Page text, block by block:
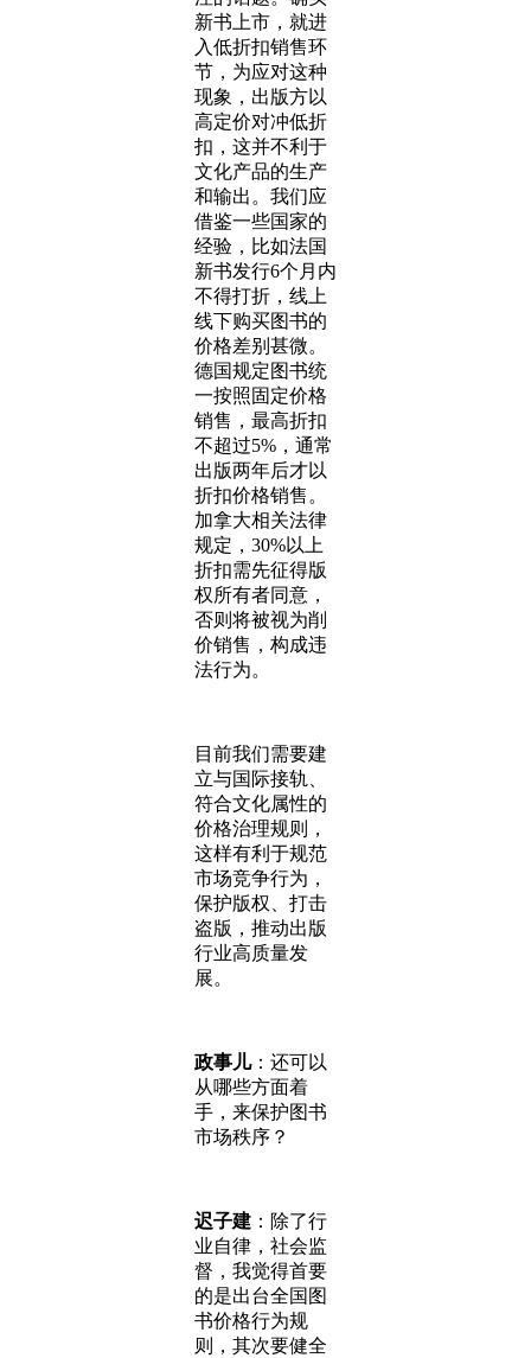
新书上市，就进
入低折扣销售环
节，为应对这种
现象，出版方以
高定价对冲低折
扣，这并不利于
文化产品的生产
和输出。我们应
借鉴一些国家的
经验，比如法国
新书发行6个月内
不得打折，线上
线下购买图书的
价格差别甚微。
德国规定图书统
一按照固定价格
销售，最高折扣
不超过5%，通常
出版两年后才以
折扣价格销售。
加拿大相关法律
规定，30%以上
折扣需先征得版
权所有者同意，
否则将被视为削
价销售，构成违
法行为。
目前我们需要建
立与国际接轨、
符合文化属性的
价格治理规则，
这样有利于规范
市场竞争行为，
保护版权、打击
盗版，推动出版
行业高质量发
展。
政事儿：还可以
从哪些方面着
手，来保护图书
市场秩序？
迟子建 ：除了行
业自律，社会监
督，我觉得首要
的是出台全国图
书价格行为规
则，其次要健全